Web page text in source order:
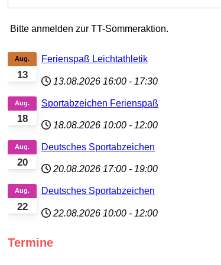
Bitte anmelden zur TT-Sommeraktion.
13
Aug. Ferienspaß Leichtathletik
13.08.2026 16:00 - 17:30
18
Aug. Sportabzeichen Ferienspaß
18.08.2026 10:00 - 12:00
20
Aug. Deutsches Sportabzeichen
20.08.2026 17:00 - 19:00
22
Aug. Deutsches Sportabzeichen
22.08.2026 10:00 - 12:00
Termine